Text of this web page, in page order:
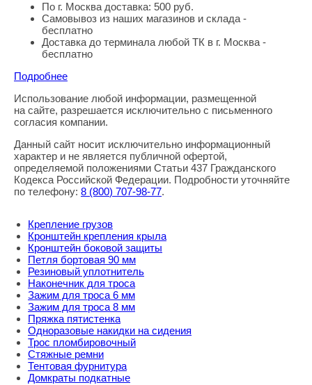
По г. Москва доставка: 500 руб.
Самовывоз из наших магазинов и склада -
бесплатно
Доставка до терминала любой ТК в г. Москва -
бесплатно
Подробнее
Правовая информация
Использование любой информации, размещенной
на сайте, разрешается исключительно с письменного
согласия компании.
Данный сайт носит исключительно информационный
характер и не является публичной офертой,
определяемой положениями Статьи 437 Гражданского
Кодекса Российской Федерации. Подробности уточняйте
по телефону: 8 (800) 707-98-77.
Крепление грузов
Кронштейн крепления крыла
Кронштейн боковой защиты
Петля бортовая 90 мм
Резиновый уплотнитель
Наконечник для троса
Зажим для троса 6 мм
Зажим для троса 8 мм
Пряжка пятистенка
Одноразовые накидки на сидения
Трос пломбировочный
Стяжные ремни
Тентовая фурнитура
Домкраты подкатные